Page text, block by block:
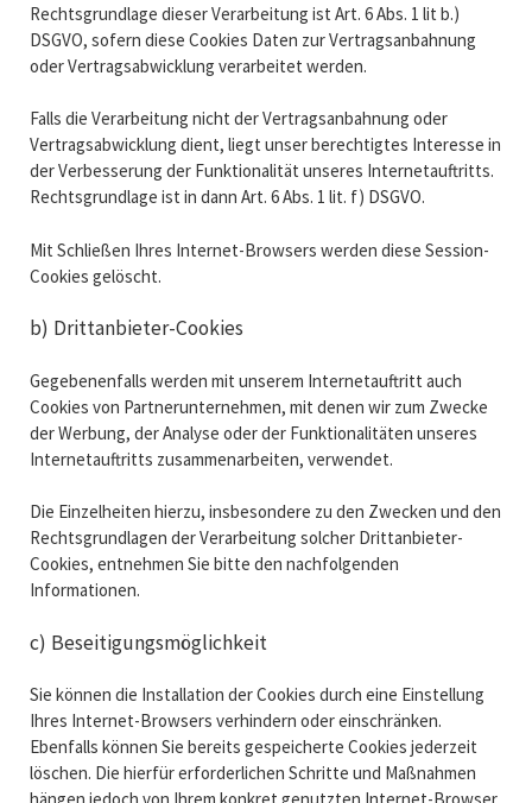
Rechtsgrundlage dieser Verarbeitung ist Art. 6 Abs. 1 lit b.)
DSGVO, sofern diese Cookies Daten zur Vertragsanbahnung
oder Vertragsabwicklung verarbeitet werden.
Falls die Verarbeitung nicht der Vertragsanbahnung oder
Vertragsabwicklung dient, liegt unser berechtigtes Interesse in
der Verbesserung der Funktionalität unseres Internetauftritts.
Rechtsgrundlage ist in dann Art. 6 Abs. 1 lit. f) DSGVO.
Mit Schließen Ihres Internet-Browsers werden diese Session-
Cookies gelöscht.
b) Drittanbieter-Cookies
Gegebenenfalls werden mit unserem Internetauftritt auch
Cookies von Partnerunternehmen, mit denen wir zum Zwecke
der Werbung, der Analyse oder der Funktionalitäten unseres
Internetauftritts zusammenarbeiten, verwendet.
Die Einzelheiten hierzu, insbesondere zu den Zwecken und den
Rechtsgrundlagen der Verarbeitung solcher Drittanbieter-
Cookies, entnehmen Sie bitte den nachfolgenden
Informationen.
c) Beseitigungsmöglichkeit
Sie können die Installation der Cookies durch eine Einstellung
Ihres Internet-Browsers verhindern oder einschränken.
Ebenfalls können Sie bereits gespeicherte Cookies jederzeit
löschen. Die hierfür erforderlichen Schritte und Maßnahmen